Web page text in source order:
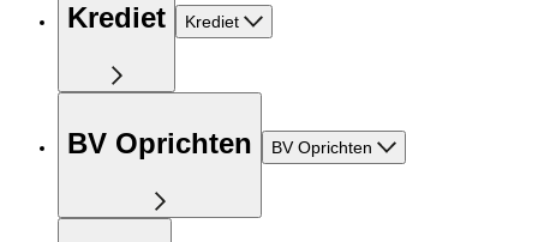
Krediet Krediet
BV Oprichten BV Oprichten